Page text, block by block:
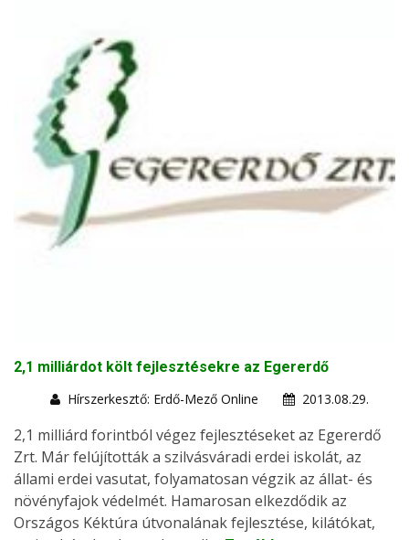
2,1 milliárdot költ fejlesztésekre az Egererdő
Hírszerkesztő: Erdő-Mező Online
2013.08.29.
2,1 milliárd forintból végez fejlesztéseket az Egererdő
Zrt. Már felújították a szilvásváradi erdei iskolát, az
állami erdei vasutat, folyamatosan végzik az állat- és
növényfajok védelmét. Hamarosan elkezdődik az
Országos Kéktúra útvonalának fejlesztése, kilátókat,